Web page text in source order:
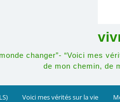
changer”- “Voici mes
de mon chemin, de
Voici mes vérités sur la vie